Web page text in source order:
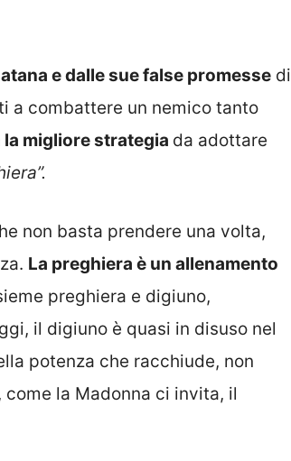
e dalle sue false promesse di
a combattere un nemico tanto
la migliore strategia da adottare
non basta prendere una volta,
La preghiera è un allenamento
preghiera e digiuno,
il digiuno è quasi in disuso nel
potenza che racchiude, non
la Madonna ci invita, il